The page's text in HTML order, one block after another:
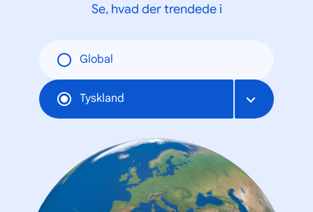
Se, hvad der trendede i
Global
Tyskland